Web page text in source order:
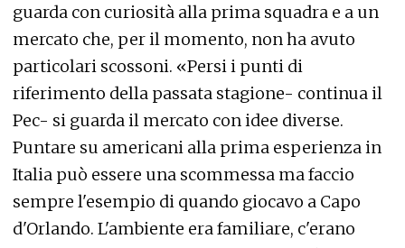
guarda con curiosità alla prima squadra e a un
mercato che, per il momento, non ha avuto
particolari scossoni. «Persi i punti di
riferimento della passata stagione- continua il
Pec- si guarda il mercato con idee diverse.
Puntare su americani alla prima esperienza in
Italia può essere una scommessa ma faccio
sempre l'esempio di quando giocavo a Capo
d'Orlando. L'ambiente era familiare, c'erano